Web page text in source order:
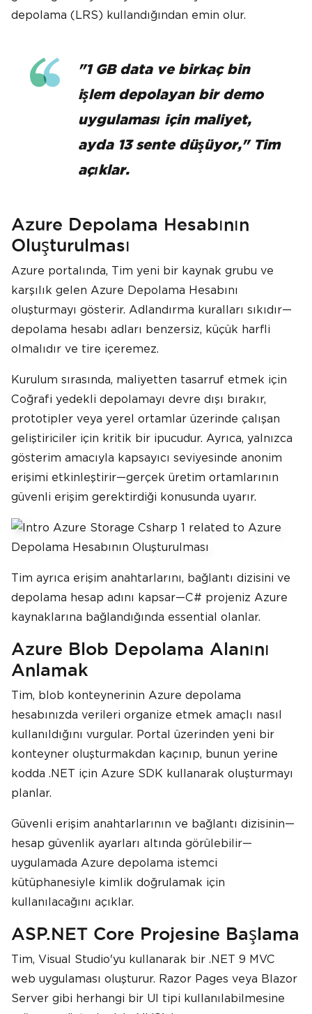
depolama (LRS) kullandığından emin olur.
"1 GB data ve birkaç bin
işlem depolayan bir demo
uygulaması için maliyet,
ayda 13 sente düşüyor," Tim
açıklar.
Azure Depolama Hesabının
Oluşturulması
Azure portalında, Tim yeni bir kaynak grubu ve
karşılık gelen Azure Depolama Hesabını
oluşturmayı gösterir. Adlandırma kuralları sıkıdır—
depolama hesabı adları benzersiz, küçük harfli
olmalıdır ve tire içeremez.
Kurulum sırasında, maliyetten tasarruf etmek için
Coğrafi yedekli depolamayı devre dışı bırakır,
prototipler veya yerel ortamlar üzerinde çalışan
geliştiriciler için kritik bir ipucudur. Ayrıca, yalnızca
gösterim amacıyla kapsayıcı seviyesinde anonim
erişimi etkinleştirir—gerçek üretim ortamlarının
güvenli erişim gerektirdiği konusunda uyarır.
Tim ayrıca erişim anahtarlarını, bağlantı dizisini ve
depolama hesap adını kapsar—C# projeniz Azure
kaynaklarına bağlandığında essential olanlar.
Azure Blob Depolama Alanını
Anlamak
Tim, blob konteynerinin Azure depolama
hesabınızda verileri organize etmek amaçlı nasıl
kullanıldığını vurgular. Portal üzerinden yeni bir
konteyner oluşturmakdan kaçınıp, bunun yerine
kodda .NET için Azure SDK kullanarak oluşturmayı
planlar.
Güvenli erişim anahtarlarının ve bağlantı dizisinin—
hesap güvenlik ayarları altında görülebilir—
uygulamada Azure depolama istemci
kütüphanesiyle kimlik doğrulamak için
kullanılacağını açıklar.
ASP.NET Core Projesine Başlama
Tim, Visual Studio'yu kullanarak bir .NET 9 MVC
web uygulaması oluşturur. Razor Pages veya Blazor
Server gibi herhangi bir UI tipi kullanılabilmesine